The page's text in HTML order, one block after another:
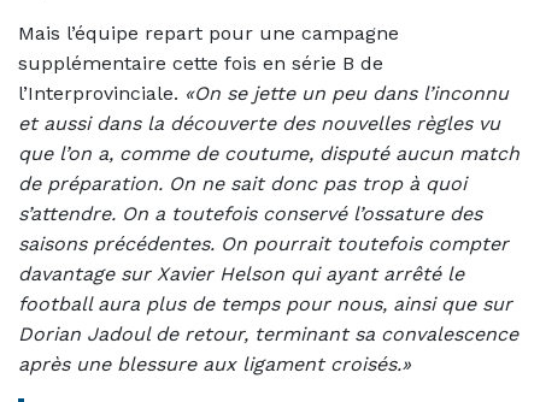
Mais l’équipe repart pour une campagne
supplémentaire cette fois en série B de
l’Interprovinciale. «On se jette un peu dans l’inconnu
et aussi dans la découverte des nouvelles règles vu
que l’on a, comme de coutume, disputé aucun match
de préparation. On ne sait donc pas trop à quoi
s’attendre. On a toutefois conservé l’ossature des
saisons précédentes. On pourrait toutefois compter
davantage sur Xavier Helson qui ayant arrêté le
football aura plus de temps pour nous, ainsi que sur
Dorian Jadoul de retour, terminant sa convalescence
après une blessure aux ligament croisés.»